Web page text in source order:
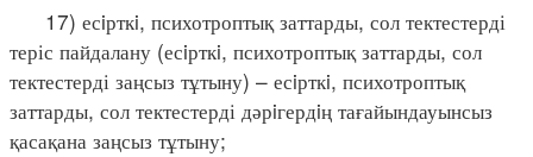
17) есiрткi, психотроптық заттарды, сол тектестерді
теріс пайдалану (есiрткi, психотроптық заттарды, сол
тектестерді заңсыз тұтыну) – есiрткi, психотроптық
заттарды, сол тектестерді дәрiгердiң тағайындауынсыз
қасақана заңсыз тұтыну;